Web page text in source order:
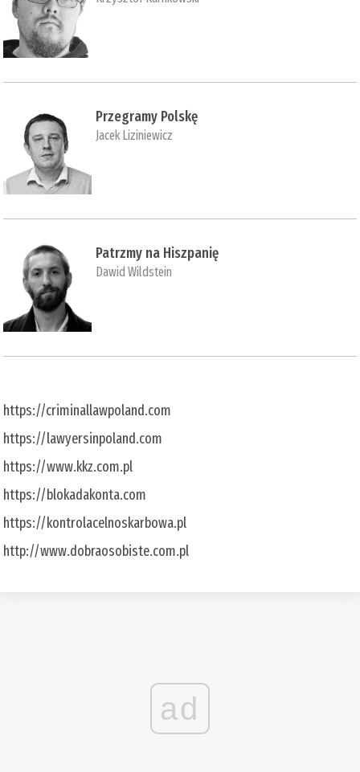
Przegramy Polskę
Jacek Liziniewicz
Patrzmy na Hiszpanię
Dawid Wildstein
https://criminallawpoland.com
https://lawyersinpoland.com
https://www.kkz.com.pl
https://blokadakonta.com
https://kontrolacelnoskarbowa.pl
http://www.dobraosobiste.com.pl
ad